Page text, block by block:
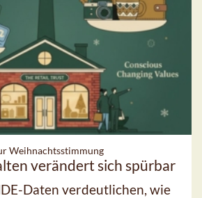
Weihnachtsstimmung
verändert sich spürbar
Daten verdeutlichen, wie